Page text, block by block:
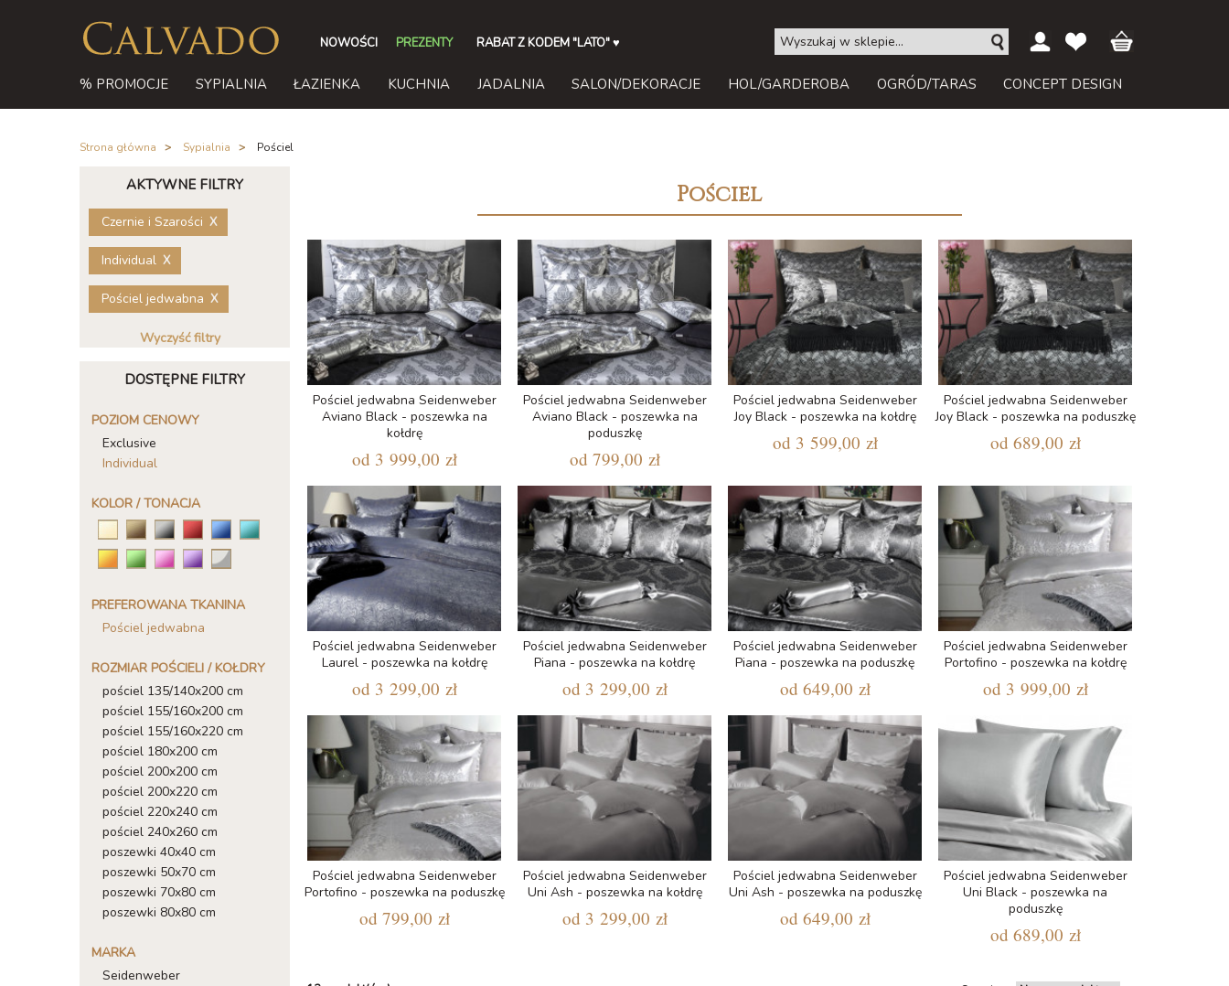
NOWOŚCI PREZENTY RABAT Z KODEM "LATO"♥
% PROMOCJE SYPIALNIA ŁAZIENKA KUCHNIA JADALNIA SALON/DEKORACJE HOL/GARDEROBA OGRÓD/TARAS CONCEPT DESIGN
Strona główna Sypialnia Pościel
AKTYWNE FILTRY
Czernie i Szarości
Individual
Pościel jedwabna
Wyczyść filtry
DOSTĘPNE FILTRY
POZIOM CENOWY
Exclusive
Individual
KOLOR / TONACJA
PREFEROWANA TKANINA
Pościel jedwabna
ROZMIAR POŚCIELI / KOŁDRY
pościel 135/140x200 cm
pościel 155/160x200 cm
pościel 155/160x220 cm
pościel 180x200 cm
pościel 200x200 cm
pościel 200x220 cm
pościel 220x240 cm
pościel 240x260 cm
poszewki 40x40 cm
poszewki 50x70 cm
poszewki 70x80 cm
poszewki 80x80 cm
MARKA
Seidenweber
Pościel
Pościel jedwabna Seidenweber
Aviano Black - poszewka na
kołdrę
od 3 999,00 zł
Pościel jedwabna Seidenweber
Aviano Black - poszewka na
poduszkę
od 799,00 zł
Pościel jedwabna Seidenweber
Joy Black - poszewka na kołdrę
od 3 599,00 zł
Pościel jedwabna Seidenweber
Joy Black - poszewka na poduszkę
od 689,00 zł
Pościel jedwabna Seidenweber
Laurel - poszewka na kołdrę
od 3 299,00 zł
Pościel jedwabna Seidenweber
Piana - poszewka na kołdrę
od 3 299,00 zł
Pościel jedwabna Seidenweber
Piana - poszewka na poduszkę
od 649,00 zł
Pościel jedwabna Seidenweber
Portofino - poszewka na kołdrę
od 3 999,00 zł
Pościel jedwabna Seidenweber
Portofino - poszewka na poduszkę
od 799,00 zł
Pościel jedwabna Seidenweber
Uni Ash - poszewka na kołdrę
od 3 299,00 zł
Pościel jedwabna Seidenweber
Uni Ash - poszewka na poduszkę
od 649,00 zł
Pościel jedwabna Seidenweber
Uni Black - poszewka na
poduszkę
od 689,00 zł